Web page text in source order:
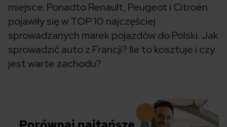
miejsce. Ponadto Renault, Peugeot i Citroën
pojawiły się w TOP 10 najczęściej
sprowadzanych marek pojazdów do Polski. Jak
sprowadzić auto z Francji? Ile to kosztuje i czy
jest warte zachodu?